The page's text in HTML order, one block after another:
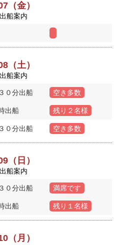
（金）
船案内
（土）
船案内
０分出船 空き多数
出船 残り２名様
０分出船 空き多数
（日）
船案内
０分出船 満席です
出船 残り１名様
（月）